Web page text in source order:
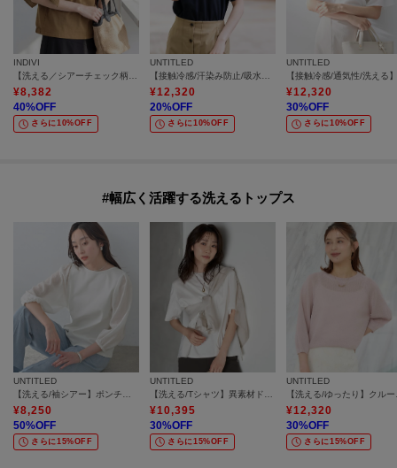
INDIVI
【洗える／シアーチェック柄】異素材コンビスリーブトップス
¥8,382
40%OFF
さらに10%OFF
UNTITLED
【接触冷感/汗染み防止/吸水速乾/UVカット】シャーリングプルオーバー
¥12,320
20%OFF
さらに10%OFF
UNTITLED
¥12,320
30%OFF
さらに10%OFF
#幅広く活躍する洗えるトップス
UNTITLED
¥8,250
50%OFF
さらに15%OFF
UNTITLED
¥10,395
30%OFF
さらに15%OFF
UNTITLED
¥12,320
30%OFF
さらに15%OFF